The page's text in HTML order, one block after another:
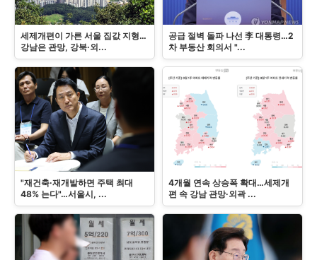
세제개편이 가른 서울 집값 지형…
강남은 관망, 강북·외...
공급 절벽 돌파 나선 李 대통령…2
차 부동산 회의서 "...
"재건축·재개발하면 주택 최대
48% 는다"…서울시, ...
4개월 연속 상승폭 확대…세제개
편 속 강남 관망·외곽 ...